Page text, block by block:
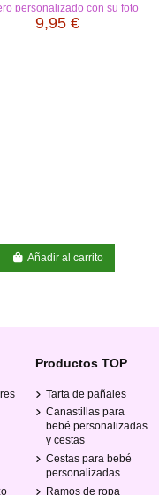
personalizado con su foto
9,95 €
Añadir al carrito
Productos TOP
Tarta de pañales
Canastillas para
bebé personalizadas
y cestas
Cestas para bebé
personalizadas
Ramos de ropa